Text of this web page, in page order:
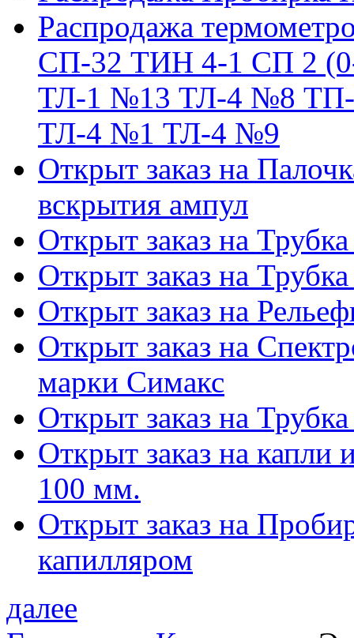
Распродажа
СП-32 ТИН 4-1 СП 2
ТЛ-1 №13 ТЛ-4 №8 ТП-
ТЛ-4 №1 ТЛ-4 №9
Открыт заказ на
вскрытия ампул
Открыт заказ на
Открыт заказ на
Открыт заказ на
Открыт заказ на
марки Симакс
Открыт заказ на
Открыт заказ на капли
100 мм.
Открыт заказ на
капилляром
далее